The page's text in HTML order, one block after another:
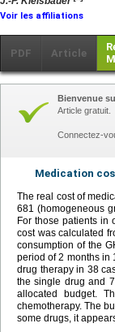
Voir les affiliations
PDF Article
Bienvenue
Article gratuit.
Connectez-
Medication
The real cost of
681 (homogeneous
For those patients in
cost was calculated
consumption of the
period of 2 months in
drug therapy in 38
the single drug and
allocated budget.
chemotherapy. The
some drugs, it